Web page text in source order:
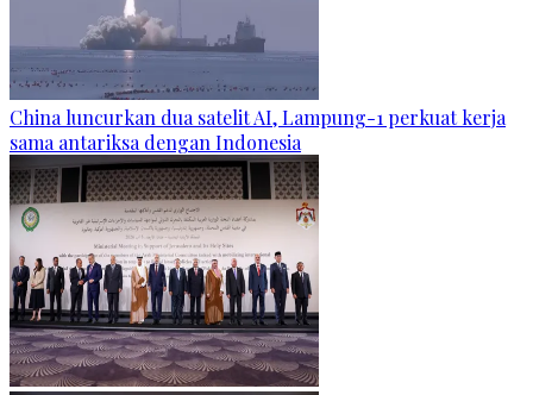
China luncurkan dua satelit AI, Lampung-1 perkuat kerja
sama antariksa dengan Indonesia